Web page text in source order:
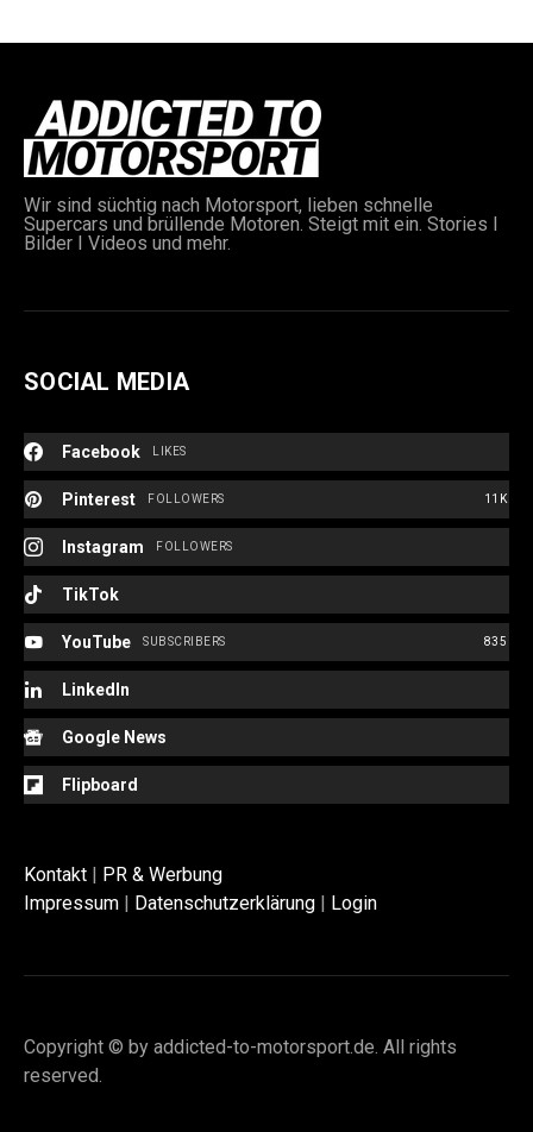
Wir sind süchtig nach Motorsport, lieben schnelle
Supercars und brüllende Motoren. Steigt mit ein. Stories I
Bilder I Videos und mehr.
SOCIAL MEDIA
Facebook LIKES
Pinterest 11K
FOLLOWERS
Instagram FOLLOWERS
TikTok
YouTube 835
SUBSCRIBERS
LinkedIn
Google News
Flipboard
Kontakt | PR & Werbung
Impressum | Datenschutzerklärung | Login
Copyright © by addicted-to-motorsport.de. All rights
reserved.